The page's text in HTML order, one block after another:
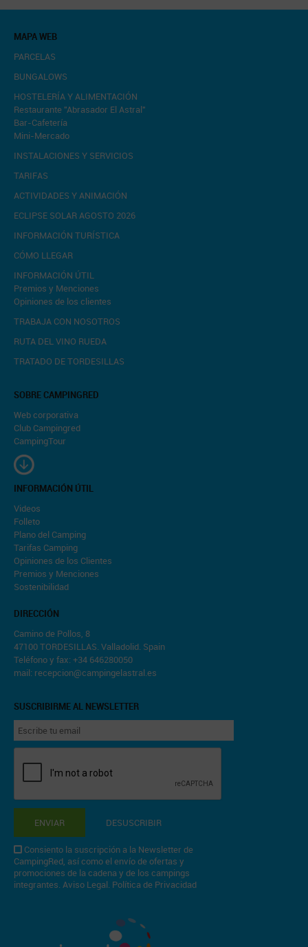
MAPA WEB
PARCELAS
BUNGALOWS
HOSTELERÍA Y ALIMENTACIÓN
Restaurante "Abrasador El Astral"
Bar-Cafetería
Mini-Mercado
INSTALACIONES Y SERVICIOS
TARIFAS
ACTIVIDADES Y ANIMACIÓN
ECLIPSE SOLAR AGOSTO 2026
INFORMACIÓN TURÍSTICA
CÓMO LLEGAR
INFORMACIÓN ÚTIL
Premios y Menciones
Opiniones de los clientes
TRABAJA CON NOSOTROS
RUTA DEL VINO RUEDA
TRATADO DE TORDESILLAS
SOBRE CAMPINGRED
Web corporativa
Club Campingred
CampingTour
INFORMACIÓN ÚTIL
Videos
Folleto
Plano del Camping
Tarifas Camping
Opiniones de los Clientes
Premios y Menciones
Sostenibilidad
DIRECCIÓN
Camino de Pollos, 8
47100 TORDESILLAS. Valladolid. Spain
Teléfono y fax: +34 646280050
mail: recepcion@campingelastral.es
SUSCRIBIRME AL NEWSLETTER
ENVIAR DESUSCRIBIR
Consiento la suscripción a la Newsletter de
CampingRed, así como el envío de ofertas y
promociones de la cadena y de los campings
integrantes. Aviso Legal. Política de Privacidad